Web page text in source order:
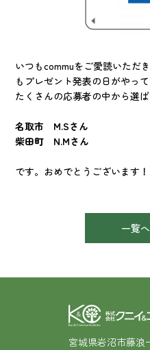
いつもcommuをご愛読いた
もプレゼント発表の日がやって
たくさんの応募者の中から選
名取市 M.Sさん
柴田町 N.Mさん
です。おめでとうございます
一覧
宮城県岩沼市藤浪